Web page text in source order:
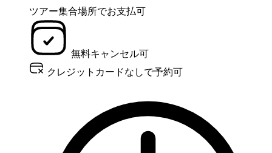
ツアー集合場所でお支払可
無料キャンセル可
クレジットカードなしで予約可